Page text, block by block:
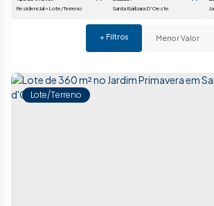
Residencial » Lote/Terreno Santa Bárbara D'Oeste
Lote/Terreno